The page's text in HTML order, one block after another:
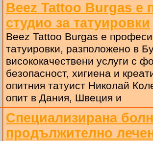
Beez Tattoo Burgas е
студио за татуировки
Beez Tattoo Burgas е
татуировки, разположено в
висококачествени услуги с
безопасност, хигиена и
опитния татуист Николай
опит в Дания, Швеция и
Специализирана
продължително